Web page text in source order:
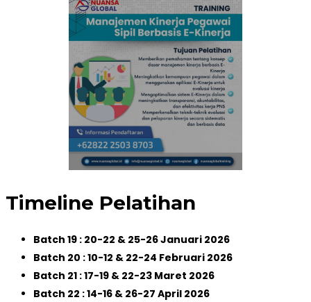
Timeline Pelatihan
Batch 19 : 20-22 & 25-26 Januari 2026
Batch 20 : 10-12 & 22-24 Februari 2026
Batch 21 : 17-19 & 22-23 Maret 2026
Batch 22 : 14-16 & 26-27 April 2026